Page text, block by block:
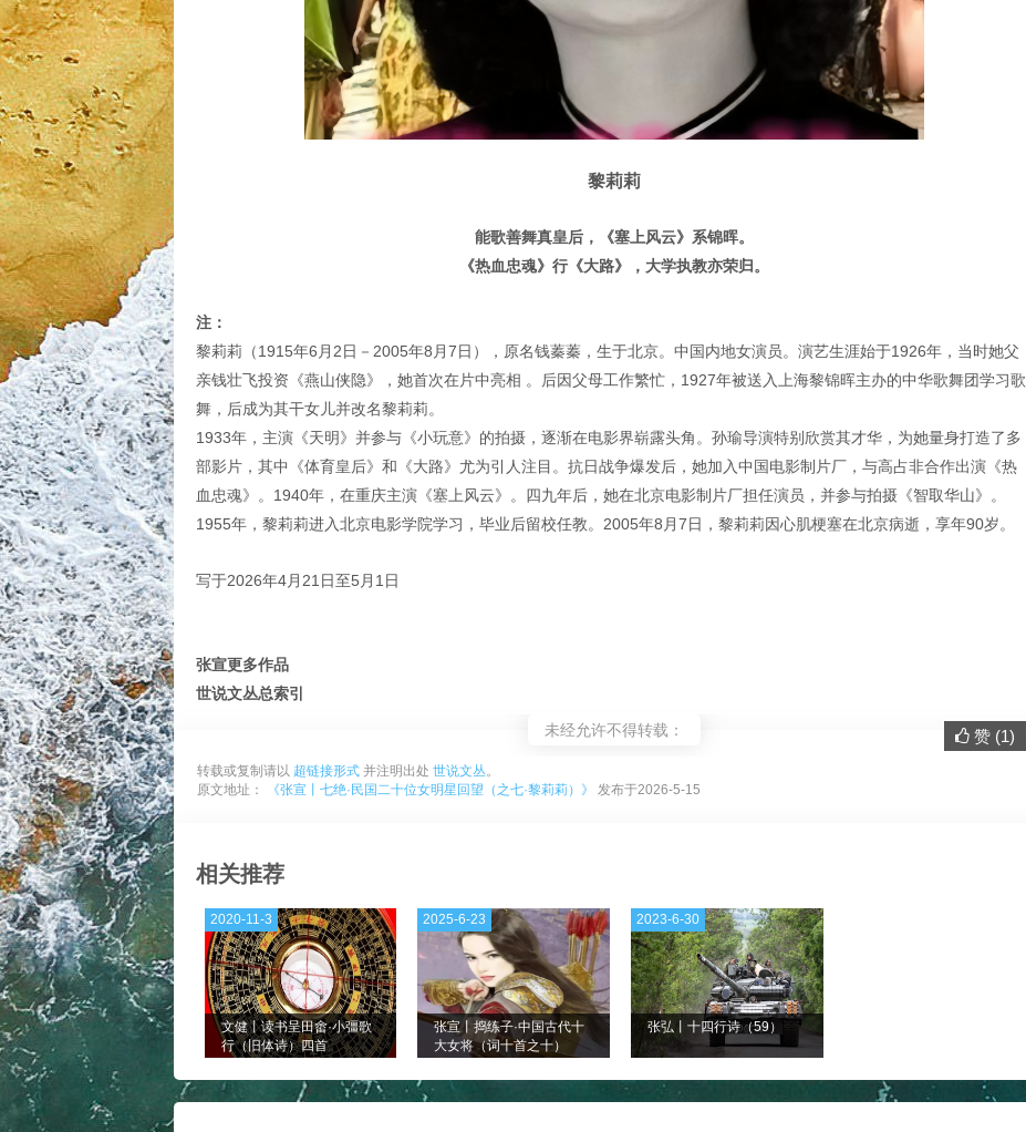
黎莉莉
能歌善舞真皇后，《塞上风云》系锦晖。
《热血忠魂》行《大路》，大学执教亦荣归。
注：
黎莉莉（1915年6月2日－2005年8月7日），原名钱蓁蓁，生于北京。中国内地女演员。演艺生涯始于1926年，当时她父
亲钱壮飞投资《燕山侠隐》，她首次在片中亮相 。后因父母工作繁忙，1927年被送入上海黎锦晖主办的中华歌舞团学习歌
舞，后成为其干女儿并改名黎莉莉。
1933年，主演《天明》并参与《小玩意》的拍摄，逐渐在电影界崭露头角。孙瑜导演特别欣赏其才华，为她量身打造了多
部影片，其中《体育皇后》和《大路》尤为引人注目。抗日战争爆发后，她加入中国电影制片厂，与高占非合作出演《热
血忠魂》。1940年，在重庆主演《塞上风云》。四九年后，她在北京电影制片厂担任演员，并参与拍摄《智取华山》。
1955年，黎莉莉进入北京电影学院学习，毕业后留校任教。2005年8月7日，黎莉莉因心肌梗塞在北京病逝，享年90岁。
写于2026年4月21日至5月1日
张宣更多作品
世说文丛总索引
赞 (1)
未经允许不得转载：
转载或复制请以 超链接形式 并注明出处 世说文丛。
原文地址：
《张宣丨七绝·民国二十位女明星回望（之七·黎莉莉）》 发布于2026-5-15
相关推荐
文健丨读书呈田畬·小彊歌
行（旧体诗）四首
2020-11-3
张宣丨捣练子·中国古代十
大女将（词十首之十）
2025-6-23
张弘丨十四行诗（59）
2023-6-30